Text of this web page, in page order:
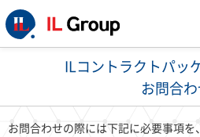
ILコントラクトパッ
お問合
お問合わせの際には下記に必要事項